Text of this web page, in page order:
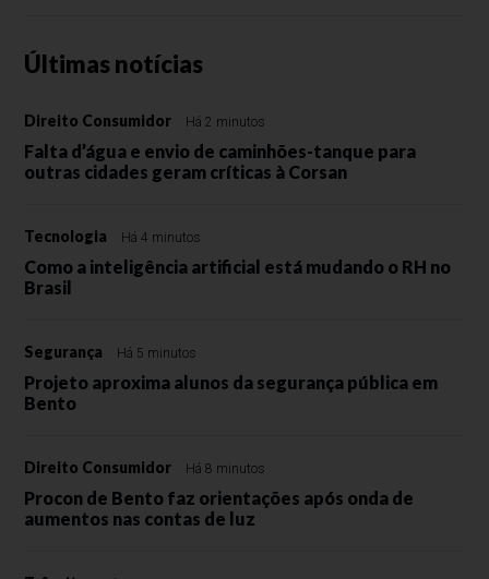
Últimas notícias
Direito Consumidor Há 2 minutos
Falta d’água e envio de caminhões-tanque para
outras cidades geram críticas à Corsan
Tecnologia Há 4 minutos
Como a inteligência artificial está mudando o RH no
Brasil
Segurança Há 5 minutos
Projeto aproxima alunos da segurança pública em
Bento
Direito Consumidor Há 8 minutos
Procon de Bento faz orientações após onda de
aumentos nas contas de luz